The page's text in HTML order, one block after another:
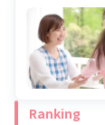
Ranking